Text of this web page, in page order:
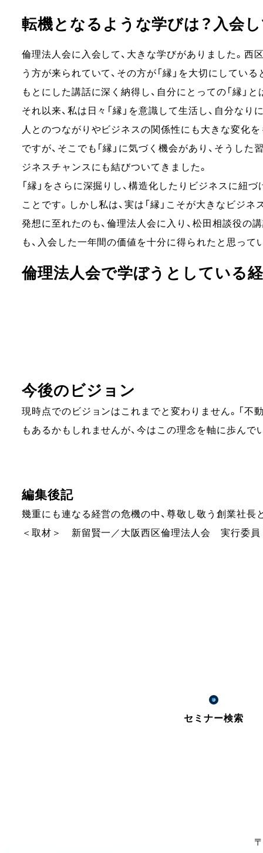
転機となるような学びは？入会
倫理法人会に入会して、大きな学びがありました。
う方が来られていて、その方が「縁」を大切にしてい
もとにした講話に深く納得し、自分にとっての「縁」
それ以来、私は日々「縁」を意識して生活し、自分な
人とのつながりやビジネスの関係性にも大きな変化
ですが、そこでも「縁」に気づく機会があり、そうし
ジネスチャンスにも結びついてきました。
「縁」をさらに深掘りし、構造化したりビジネスに紐
ことです。しかし私は、実は「縁」こそが大きなビジ
発想に至れたのも、倫理法人会に入り、松田相談役の
も、入会した一年間の価値を十分に得られたと思って
倫理法人会で学ぼうとしている
今後のビジョン
現時点でのビジョンはこれまでと変わりません。「不
もあるかもしれませんが、今はこの理念を軸に歩んで
編集後記
幾重にも連なる経営の危機の中、尊敬し敬う創業社
＜取材＞ 新留賢一／大阪西区倫理法人会 実行委員
セミナー検索